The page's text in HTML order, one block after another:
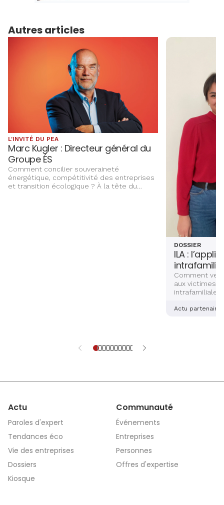
Autres articles
L'INVITÉ DU PEA
Marc Kugler : Directeur général du
Groupe ÉS
Comment concilier souveraineté
énergétique, compétitivité des entreprises
et transition écologique ? À la tête du
DOSSIER
ILA :
Comment
aux victimes
alsaciennes
Actu partenaire
Actu
Paroles d'expert
Tendances éco
Vie des entreprises
Dossiers
Kiosque
Communauté
Événements
Entreprises
Personnes
Offres d'expertise